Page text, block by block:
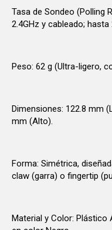
Tasa de Sondeo (Polling
2.4GHz y cableado;
Peso: 62 g (Ultra-ligero,
Dimensiones: 122.8 mm
mm (Alto).
Forma: Simétrica,
claw (garra) o fingertip
Material y Color: Plástico